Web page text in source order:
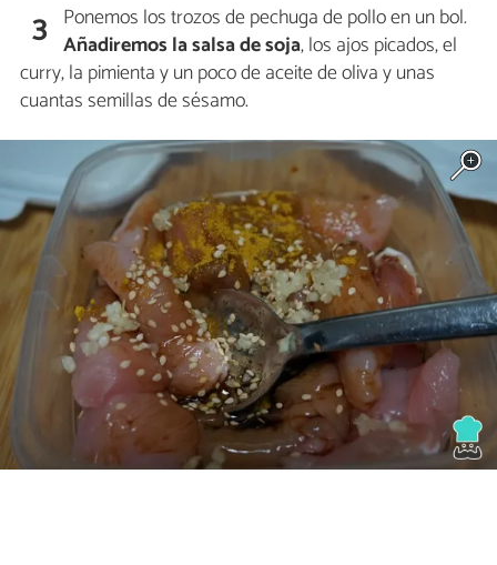
3 Ponemos los trozos de pechuga de pollo en un bol.
Añadiremos la salsa de soja, los ajos picados, el
curry, la pimienta y un poco de aceite de oliva y unas
cuantas semillas de sésamo.